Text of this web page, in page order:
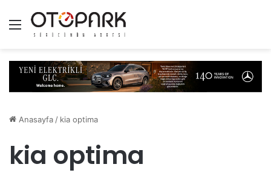
Menü
Anasayfa / kia optima
kia optima